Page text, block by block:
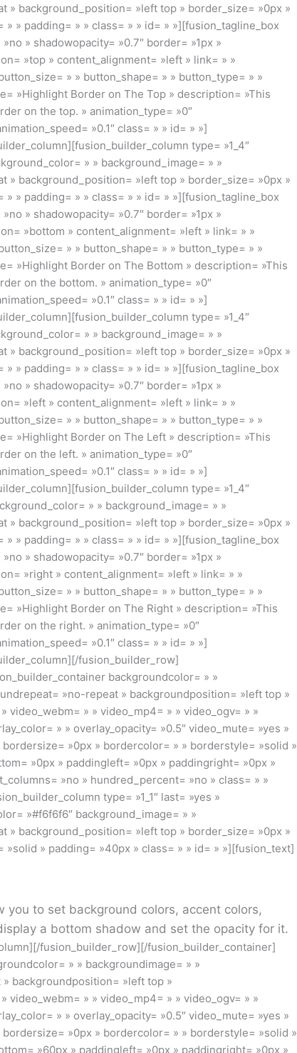
» background_position= »left top » border_size= »0px »
» padding= » » class= » » id= » »][fusion_tagline_box
» shadowopacity= »0.7″ border= »1px »
»top » content_alignment= »left » link= » »
» » button_shape= » » button_type= » »
»Highlight Border on The Top » description= »This
on the top. » animation_type= »0″
»0.1″ class= » » id= » »]
type= »1_4″
» » background_image= » »
» background_position= »left top » border_size= »0px »
» padding= » » class= » » id= » »][fusion_tagline_box
» shadowopacity= »0.7″ border= »1px »
»bottom » content_alignment= »left » link= » »
» » button_shape= » » button_type= » »
»Highlight Border on The Bottom » description= »This
on the bottom. » animation_type= »0″
»0.1″ class= » » id= » »]
type= »1_4″
» » background_image= » »
» background_position= »left top » border_size= »0px »
» padding= » » class= » » id= » »][fusion_tagline_box
» shadowopacity= »0.7″ border= »1px »
»left » content_alignment= »left » link= » »
» » button_shape= » » button_type= » »
»Highlight Border on The Left » description= »This
on the left. » animation_type= »0″
»0.1″ class= » » id= » »]
type= »1_4″
» » background_image= » »
» background_position= »left top » border_size= »0px »
» padding= » » class= » » id= » »][fusion_tagline_box
» shadowopacity= »0.7″ border= »1px »
»right » content_alignment= »left » link= » »
» » button_shape= » » button_type= » »
»Highlight Border on The Right » description= »This
on the right. » animation_type= »0″
»0.1″ class= » » id= » »]
fusion_builder_row]
backgroundcolor= » »
»no-repeat » backgroundposition= »left top »
video_webm= » » video_mp4= » » video_ogv= » »
» » overlay_opacity= »0.5″ video_mute= »yes »
»0px » bordercolor= » » borderstyle= »solid »
»0px » paddingleft= »0px » paddingright= »0px »
»no » hundred_percent= »no » class= » »
type= »1_1″ last= »yes »
»#f6f6f6″ background_image= » »
» background_position= »left top » border_size= »0px »
»solid » padding= »40px » class= » » id= » »][fusion_text]
you to set background colors, accent colors,
a bottom shadow and set the opacity for it.
fusion_builder_row][/fusion_builder_container]
» » backgroundimage= » »
backgroundposition= »left top »
video_webm= » » video_mp4= » » video_ogv= » »
» » overlay_opacity= »0.5″ video_mute= »yes »
»0px » bordercolor= » » borderstyle= »solid »
»60px » paddingleft= »0px » paddingright= »0px »